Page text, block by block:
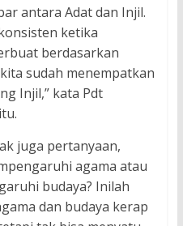
antara Adat dan Injil.
ketika
berdasarkan
sudah menempatkan
Injil,” kata Pdt
juga pertanyaan,
agama atau
budaya? Inilah
dan budaya kerap